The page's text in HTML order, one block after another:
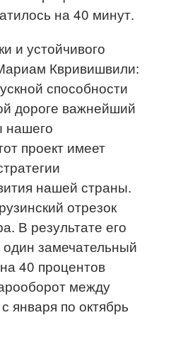
на 40 минут.
и устойчивого
Квривишвили:
способности
дороге важнейший
нашего
проект имеет
нашей страны.
отрезок
В результате его
замечательный
40 процентов
между
января по октябрь